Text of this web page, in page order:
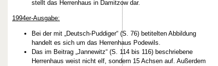
stellt das Herrenhaus in Damitzow dar.
1994er-Ausgabe:
Bei der mit „Deutsch-Puddiger“ (S. 76) betitelten Abbildung
handelt es sich um das Herrenhaus Podewils.
Das im Beitrag „Jannewitz“ (S. 114 bis 116) beschriebene
Herrenhaus weist nicht elf, sondern 15 Achsen auf. Außerdem